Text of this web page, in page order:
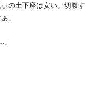
の土下座は安い。切腹す
」